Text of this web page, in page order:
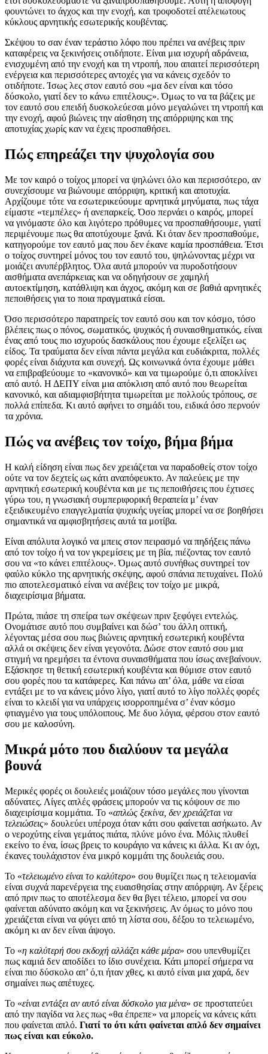
φουντώνει το άγχος και την ενοχή, και τροφοδοτεί ατέλειωτους
κύκλους αρνητικής εσωτερικής κουβέντας.
Σκέψου το σαν έναν τεράστιο λόφο που πρέπει να ανέβεις πριν
καταφέρεις να ξεκινήσεις οτιδήποτε. Είναι μια ισχυρή αδράνεια,
ενισχυμένη από την ενοχή και τη ντροπή, που απαιτεί περισσότερη
ενέργεια και περισσότερες αντοχές για να κάνεις σχεδόν το
οτιδήποτε. Ίσως λες στον εαυτό σου «μα δεν είναι και τόσο
δύσκολο, γιατί δεν το κάνω επιτέλους;». Όμως το να τα βάζεις με
τον εαυτό σου επειδή δυσκολεύεσαι μόνο μεγαλώνει τη ντροπή και
την ενοχή, αφού βιώνεις την αίσθηση της απόρριψης και της
αποτυχίας χωρίς καν να έχεις προσπαθήσει.
Πώς επηρεάζει την ψυχολογία σου
Με τον καιρό ο τοίχος μπορεί να ψηλώνει όλο και περισσότερο, αν
συνεχίσουμε να βιώνουμε απόρριψη, κριτική και αποτυχία.
Αρχίζουμε τότε να εσωτερικεύουμε αρνητικά μηνύματα, πως τάχα
είμαστε «τεμπέλες» ή ανεπαρκείς. Όσο περνάει ο καιρός, μπορεί
να γινόμαστε όλο και λιγότερο πρόθυμες να προσπαθήσουμε, γιατί
περιμένουμε πως θα αποτύχουμε ξανά. Κι όταν δεν προσπαθούμε,
κατηγορούμε τον εαυτό μας που δεν έκανε καμία προσπάθεια. Έτσι
ο τοίχος συντηρεί μόνος του τον εαυτό του, ψηλώνοντας μέχρι να
μοιάζει ανυπέρβλητος. Όλα αυτά μπορούν να πυροδοτήσουν
αισθήματα ανεπάρκειας και να οδηγήσουν σε χαμηλή
αυτοεκτίμηση, κατάθλιψη και άγχος, ακόμη και σε βαθιά αρνητικές
πεποιθήσεις για το ποια πραγματικά είσαι.
Όσο περισσότερο παρατηρείς τον εαυτό σου και τον κόσμο, τόσο
βλέπεις πως ο πόνος, σωματικός, ψυχικός ή συναισθηματικός, είναι
ένας από τους πιο ισχυρούς δασκάλους που έχουμε εξελίξει ως
είδος. Τα τραύματα δεν είναι πάντα μεγάλα και ευδιάκριτα, πολλές
φορές είναι διάχυτα και συνεχή. Ως κοινωνικά όντα έχουμε μάθει
να επιβραβεύουμε το «κανονικό» και να τιμωρούμε ό,τι αποκλίνει
από αυτό. Η ΔΕΠΥ είναι μια απόκλιση από αυτό που θεωρείται
κανονικό, και αδιαμφισβήτητα τιμωρείται με πολλούς τρόπους, σε
πολλά επίπεδα. Κι αυτό αφήνει το σημάδι του, ειδικά όσο περνούν
τα χρόνια.
Πώς να ανέβεις τον τοίχο, βήμα βήμα
Η καλή είδηση είναι πως δεν χρειάζεται να παραδοθείς στον τοίχο
ούτε να τον δεχτείς ως κάτι αναπόφευκτο. Αν παλεύεις με την
αρνητική εσωτερική κουβέντα και με τις πεποιθήσεις που έχτισες
γύρω του, η γνωσιακή συμπεριφορική θεραπεία μ’ έναν
εξειδικευμένο επαγγελματία ψυχικής υγείας μπορεί να σε βοηθήσει
σημαντικά να αμφισβητήσεις αυτά τα μοτίβα.
Είναι απόλυτα λογικό να μπεις στον πειρασμό να πηδήξεις πάνω
από τον τοίχο ή να τον γκρεμίσεις με τη βία, πιέζοντας τον εαυτό
σου να «το κάνει επιτέλους». Όμως αυτό συνήθως συντηρεί τον
φαύλο κύκλο της αρνητικής σκέψης, αφού σπάνια πετυχαίνει. Πολύ
πιο αποτελεσματικό είναι να ανέβεις τον τοίχο με μικρά,
διαχειρίσιμα βήματα.
Πρώτα, πιάσε τη σπείρα των σκέψεων πριν ξεφύγει εντελώς.
Ονομάτισε αυτό που συμβαίνει και δώσ’ του άλλη οπτική,
λέγοντας μέσα σου πως βιώνεις αρνητική εσωτερική κουβέντα
αλλά οι σκέψεις δεν είναι γεγονότα. Δώσε στον εαυτό σου μια
στιγμή να ηρεμήσει τα έντονα συναισθήματα που ίσως ανεβαίνουν.
Εξάσκησε τη θετική εσωτερική κουβέντα και θύμισε στον εαυτό
σου φορές που τα κατάφερες. Και πάνω απ’ όλα, μάθε να είσαι
εντάξει με το να κάνεις μόνο λίγο, γιατί αυτό το λίγο πολλές φορές
είναι το κλειδί για να υπάρχεις ισορροπημένα σ’ έναν κόσμο
φτιαγμένο για τους υπόλοιπους. Με δυο λόγια, φέρσου στον εαυτό
σου με καλοσύνη.
Μικρά μότο που διαλύουν τα μεγάλα
βουνά
Μερικές φορές οι δουλειές μοιάζουν τόσο μεγάλες που γίνονται
αδύνατες. Λίγες απλές φράσεις μπορούν να τις κόψουν σε πιο
διαχειρίσιμα κομμάτια. Το «απλώς ξεκίνα, δεν χρειάζεται να
τελειώσεις» δουλεύει υπέροχα όταν κάτι σου φαίνεται ασήκωτο. Αν
ο νεροχύτης είναι γεμάτος πιάτα, πλύνε μόνο ένα. Μόλις πλυθεί
εκείνο το ένα, ίσως βρεις το κουράγιο να κάνεις κι άλλα. Κι αν όχι,
έκανες τουλάχιστον ένα μικρό κομμάτι της δουλειάς σου.
Το «τελειωμένο είναι το καλύτερο» σου θυμίζει πως η τελειομανία
είναι συχνά παρενέργεια της ευαισθησίας στην απόρριψη. Αν ξέρεις
από πριν πως το αποτέλεσμα δεν θα βγει τέλειο, μπορεί να σου
φαίνεται αδύνατο ακόμη και να ξεκινήσεις. Αν όμως το μόνο που
χρειάζεται είναι να φύγει από τη λίστα σου, δέξου το τελειωμένο,
ακόμη κι αν δεν είναι άψογο.
Το «η καλύτερή σου εκδοχή αλλάζει κάθε μέρα» σου υπενθυμίζει
πως καμιά δεν αποδίδει το ίδιο συνέχεια. Κάτι μπορεί σήμερα να
είναι πιο δύσκολο απ’ ό,τι ήταν χθες, κι αυτό είναι μια χαρά, δεν
σημαίνει πως απέτυχες.
Το «είναι εντάξει αν αυτό είναι δύσκολο για μένα» σε προστατεύει
από την παγίδα να λες πως «θα έπρεπε» να μπορείς να κάνεις κάτι
που φαίνεται απλό. Γιατί το ότι κάτι φαίνεται απλό δεν σημαίνει
πως είναι και εύκολο.